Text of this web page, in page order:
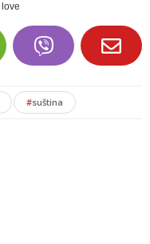
#suština